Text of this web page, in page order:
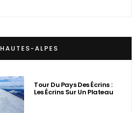
HAUTES-ALPES
Tour Du Pays Des Écrins :
Les Écrins Sur Un Plateau